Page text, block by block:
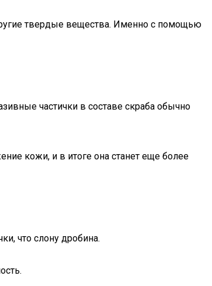
твердые вещества. Именно с помощью
частички в составе скраба обычно
кожи, и в итоге она станет еще более
что слону дробина.